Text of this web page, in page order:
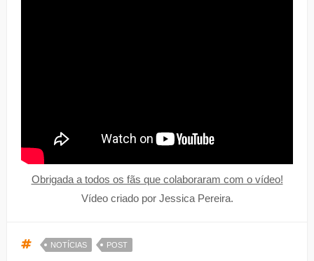
Obrigada a todos os fãs que colaboraram com o vídeo!
Vídeo criado por Jessica Pereira.
NOTÍCIAS POST